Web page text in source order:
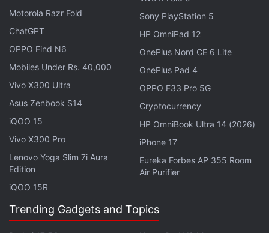
प्रोजेक्‍ट के प्रिंसिपल इन्‍वेस्टिगेटर विष्णु सनेगेपल्ली के अनुसार, चांद पर
लगने वाला हरेक लूनरसेबर लैंप धरती पर सड़क किनारे लगीं स्‍ट्रीट
लाइट्स से ऊंचा होगा। वह 100 मीटर ऊंचा होगा जोकि स्‍टैच्‍यू ऑफ
लिबर्टी से भी ज्‍यादा है।
जब तक चांद पर दिन होगा, लूनरसेबर लैंप सूर्य की रोशनी को स्‍टोर करते
जाएंगे। फ‍िर जब चांद पर रातें गहराएंगी तो ये जगमगाने लगेंगे और कई
दिनों तक आसपास के एरिया में रोशनी देंगे। सवाल उठता है कि आखिर
लूनरसेबर लैंप की ऊंचाई क्‍यों ज्‍यादा रखी गई है। इसकी वजह है चंद्रमा
के क्रेटर यानी गड्ढे। हमारी पृथ्‍वी की तरह वहां का इलाका सपाट नहीं
है। चांद पर बहुत छोटे-बड़े गड्ढे हैं। लूनरसेबर लैंप की हाइट ज्‍यादा होने
से उसकी रोशनी ज्‍यादा एरिया को कवर करेगी और उन गड्ढों पर भी
Motorola Razr Fold
ChatGPT
OPPO Find N6
Mobiles Under Rs. 40,000
Vivo X300 Ultra
Asus Zenbook S14
iQOO 15
Vivo X300 Pro
Lenovo Yoga Slim 7i Aura
Edition
iQOO 15R
Sony PlayStation 5
HP OmniPad 12
OnePlus Nord CE 6 Lite
OnePlus Pad 4
OPPO F33 Pro 5G
Cryptocurrency
HP OmniBook Ultra 14 (2026)
iPhone 17
Eureka Forbes AP 355 Room
Air Purifier
Trending Gadgets and Topics